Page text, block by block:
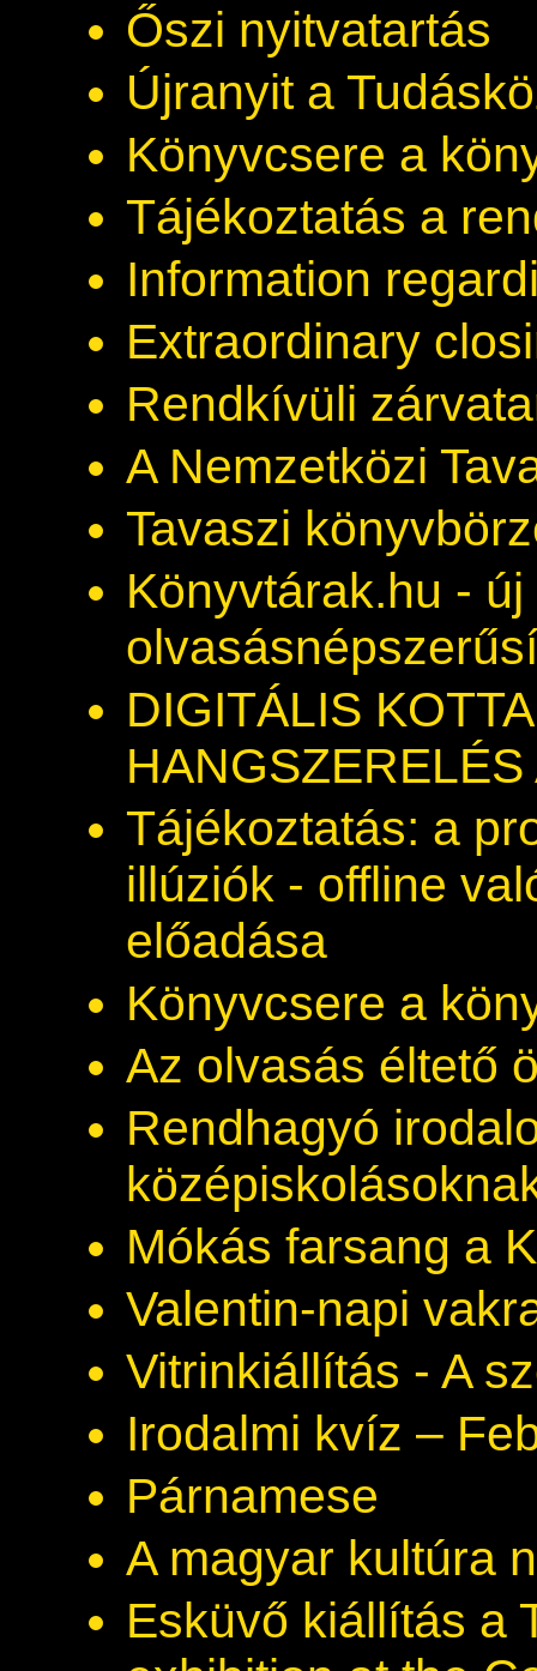
Őszi nyitvatartás
Újranyit a
Könyvcsere a
Tájékoztatás a
Information
Extraordinary
Rendkívüli
A Nemzetközi
Tavaszi
Könyvtárak.hu -
DIGITÁLIS
Tájékoztatás: a
illúziók - offline
előadása
Könyvcsere a
Az olvasás éltető
Rendhagyó
Mókás farsang a
Valentin-napi
Vitrinkiállítás - A
Irodalmi kvíz –
Párnamese
A magyar kultúra
Esküvő kiállítás a